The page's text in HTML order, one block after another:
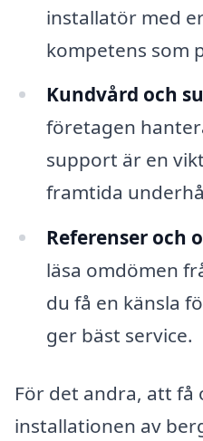
installatör med
kompetens som
Kundvård och
företagen
support är en
framtida
Referenser och
läsa omdömen
du få en känsla
ger bäst service.
För det andra, att få
installationen av